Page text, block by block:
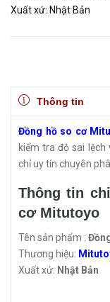
Xuất xứ: Nhật Bản
Thông tin
Đồng hồ so cơ
kiểm tra độ sai lệch
chỉ uy tín chuyên
Thông tin
cơ Mitutoyo
Tên sản phẩm :
Thương hiệu:
Xuất xứ: Nhật Bản